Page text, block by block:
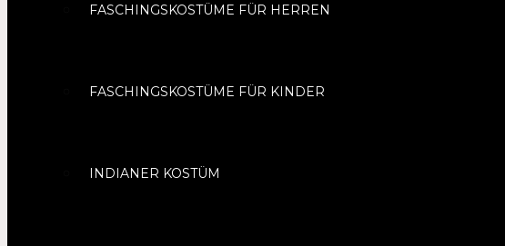
FASCHINGSKOSTÜME FÜR HERREN
FASCHINGSKOSTÜME FÜR KINDER
INDIANER KOSTÜM